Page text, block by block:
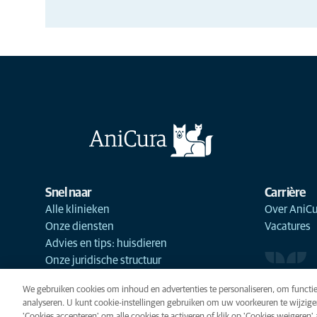
Snel naar
Alle klinieken
Onze diensten
Advies en tips: huisdieren
Onze juridische structuur
Carrière
Over
Vacatures
We gebruiken cookies om inhoud en advertenties te personaliseren, om
analyseren. U kunt cookie-instellingen gebruiken om uw voorkeuren te